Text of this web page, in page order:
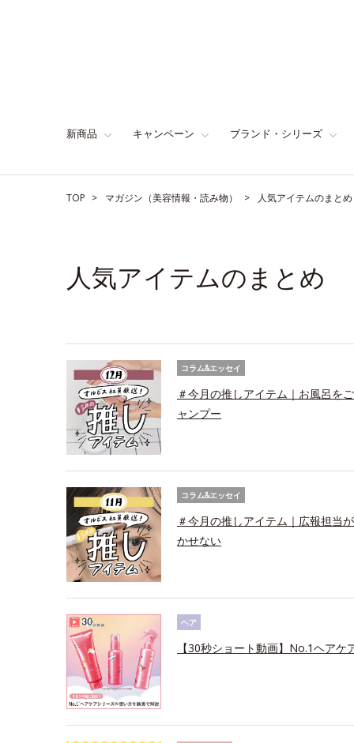
新商品 キャンペーン ブランド・シリーズ
TOP マガジン（美容情報・読み物） 人気アイテムのまとめ
人気アイテムのまとめ
コラム&エッセイ
＃今月の推しアイテム｜お風呂を
ャンプー
コラム&エッセイ
＃今月の推しアイテム｜広報担当
かせない
ヘア
【30秒ショート動画】No.1ヘア